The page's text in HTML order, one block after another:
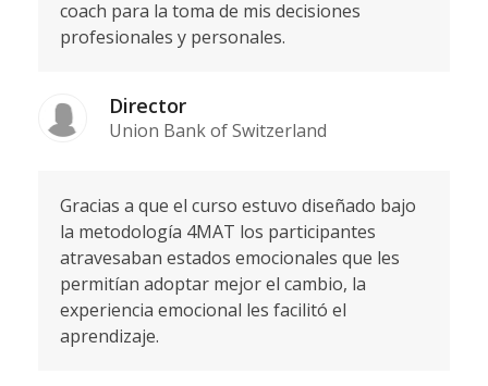
coach para la toma de mis decisiones
profesionales y personales.
Director
Union Bank of Switzerland
Gracias a que el curso estuvo diseñado bajo
la metodología 4MAT los participantes
atravesaban estados emocionales que les
permitían adoptar mejor el cambio, la
experiencia emocional les facilitó el
aprendizaje.